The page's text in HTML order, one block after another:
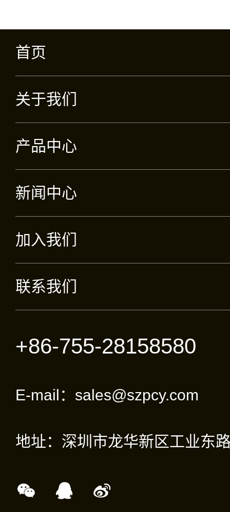
首页
关于我们
产品中心
新闻中心
加入我们
联系我们
+86-755-28158580
E-mail：sales@szpcy.com
地址：深圳市龙华新区工业东